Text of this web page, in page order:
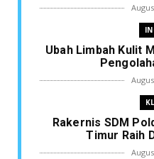
Ubah Limbah Kulit
Rakernis SDM
Timur Raih